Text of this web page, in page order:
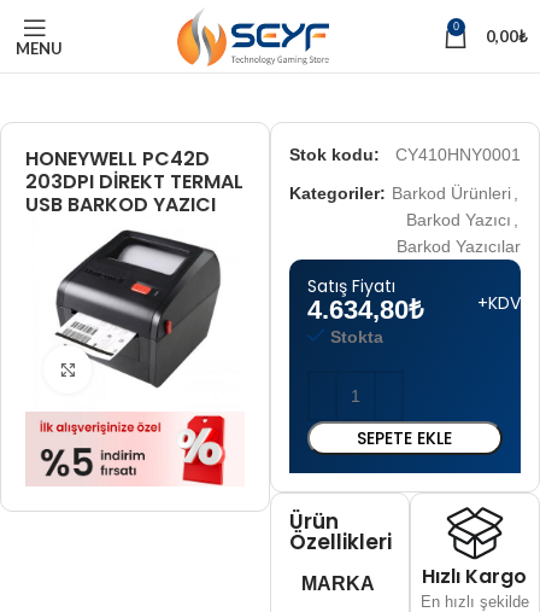
MENU
0 0,00₺
HONEYWELL PC42D
203DPI DİREKT TERMAL
USB BARKOD YAZICI
Tam boyut için tıklayın
Stok kodu:
CY410HNY0001
Kategoriler: Barkod Ürünleri
Barkod Yazıcı
Barkod Yazıcılar
Satış Fiyatı
4.634,80₺ +KDV
Stokta
SEPETE EKLE
Ürün
Özellikleri
MARKA Honeywell
Hızlı Kargo
En hızlı şekilde